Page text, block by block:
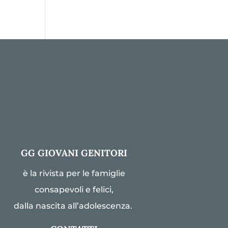
GG GIOVANI GENITORI
è la rivista per le famiglie
consapevoli e felici,
dalla nascita all’adolescenza.